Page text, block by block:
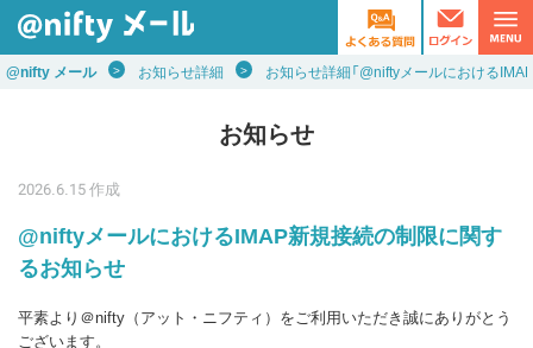
@nifty メール お知らせ詳細 お知らせ詳細「@niftyメールにおける
お知らせ
2026.6.15作成
@niftyメールにおけるIMAP新規接続の制限に関す
るお知らせ
平素より＠nifty（アット・ニフティ）をご利用いただき誠にありがとう
ございます。